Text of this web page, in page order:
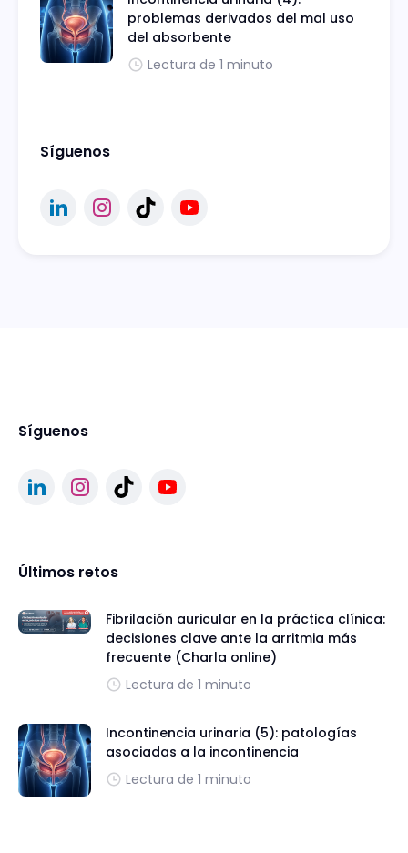
problemas derivados del mal uso
del absorbente
Lectura de 1 minuto
Síguenos
Síguenos
Últimos retos
Fibrilación auricular en la práctica clínica:
decisiones clave ante la arritmia más
frecuente (Charla online)
Lectura de 1 minuto
Incontinencia urinaria (5): patologías
asociadas a la incontinencia
Lectura de 1 minuto